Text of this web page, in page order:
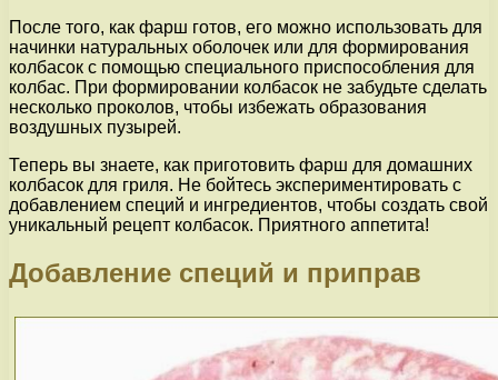
После того, как фарш готов, его можно использовать для
начинки натуральных оболочек или для формирования
колбасок с помощью специального приспособления для
колбас. При формировании колбасок не забудьте сделать
несколько проколов, чтобы избежать образования
воздушных пузырей.
Теперь вы знаете, как приготовить фарш для домашних
колбасок для гриля. Не бойтесь экспериментировать с
добавлением специй и ингредиентов, чтобы создать свой
уникальный рецепт колбасок. Приятного аппетита!
Добавление специй и приправ